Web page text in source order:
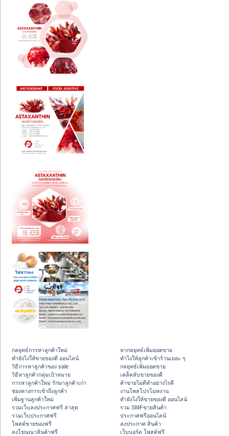
กลยุทธ์การหาลูกค้าใหม่
ทํายังไงให้ขายของดี ออนไลน์
วิธีการหาลูกค้าของ sale
วิธีหาลูกค้ากลุ่มเป้าหมาย
การหาลูกค้าใหม่ รักษาลูกค้าเก่า
ช่องทางการเข้าถึงลูกค้า
เพิ่มฐานลูกค้าใหม่
รวมเว็บลงประกาศฟรี ล่าสุด
รวมเว็บประกาศฟรี
โพสต์ขายของฟรี
ลงโฆษณาสินค้าฟรี
หากลยุทธ์เพิ่มยอดขาย
ทําไงให้ลูกค้าเข้าร้านเยอะ ๆ
กลยุทธ์เพิ่มยอดขาย
เคล็ดลับขายของดี
ค้าขายไม่ดีทำอย่างไรดี
งานโพสโปรโมทงาน
ทํายังไงให้ขายของดี ออนไลน์
รวม SMFขายสินค้า
ประกาศฟรีออนไลน์
ลงประกาศ สินค้า
เว็บบอร์ด โพสต์ฟรี